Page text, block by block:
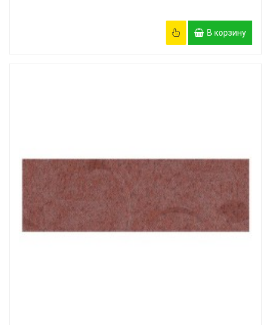
В корзину